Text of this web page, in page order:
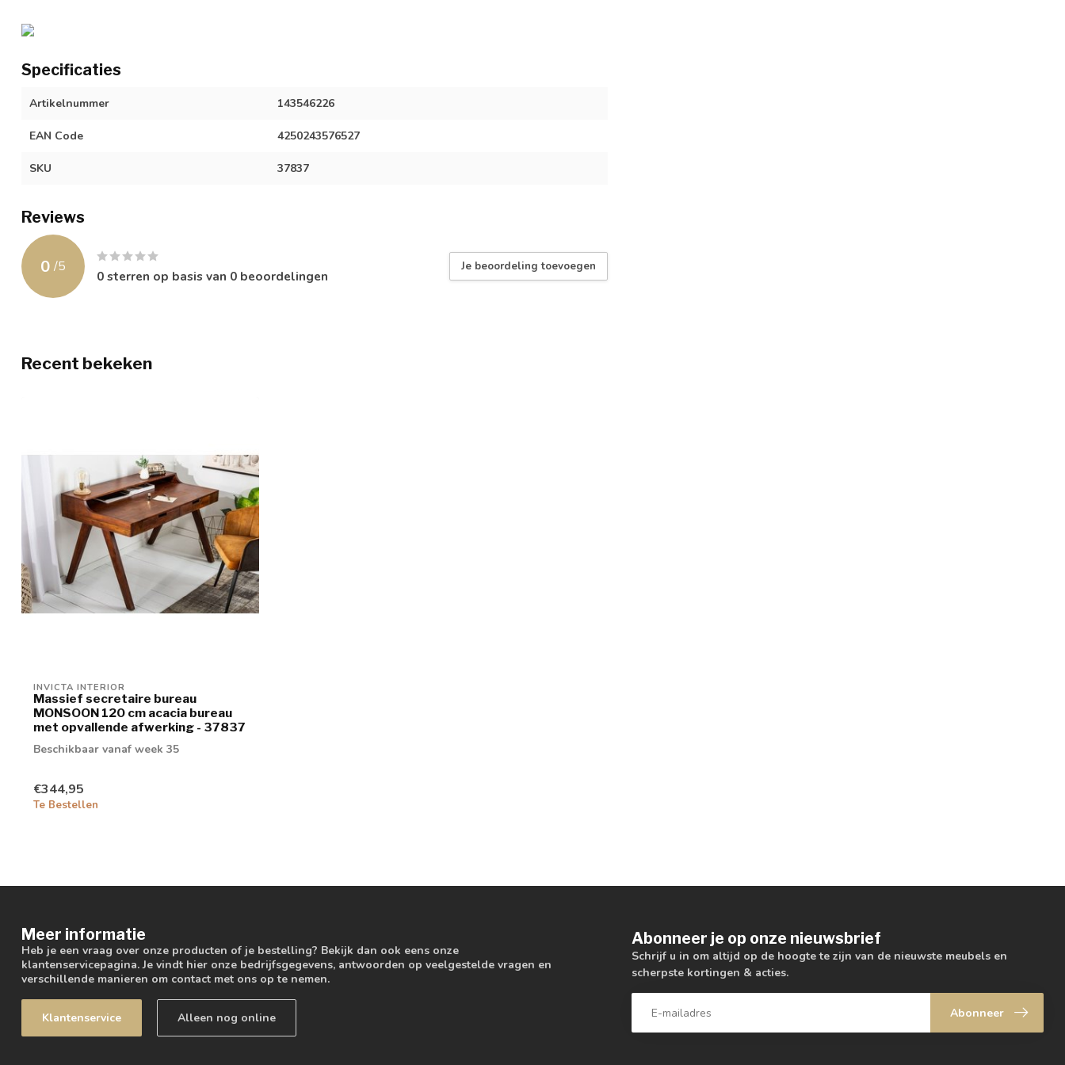
Specificaties
Artikelnummer 143546226
EAN Code 4250243576527
SKU 37837
Reviews
0 /5
0sterren op basis van 0 beoordelingen
Je beoordeling toevoegen
Recent bekeken
INVICTA INTERIOR
Massief secretaire bureau
MONSOON 120 cm acacia bureau
met opvallende afwerking - 37837
Beschikbaar vanaf week 35
€344,95
Te Bestellen
Meer informatie
Heb je een vraag over onze producten of je bestelling? Bekijk dan ook eens onze
klantenservicepagina. Je vindt hier onze bedrijfsgegevens, antwoorden op veelgestelde vragen en
verschillende manieren om contact met ons op te nemen.
Klantenservice Alleen nog online
Abonneer je op onze nieuwsbrief
Schrijf u in om altijd op de hoogte te zijn van de nieuwste meubels en
scherpste kortingen & acties.
Abonneer